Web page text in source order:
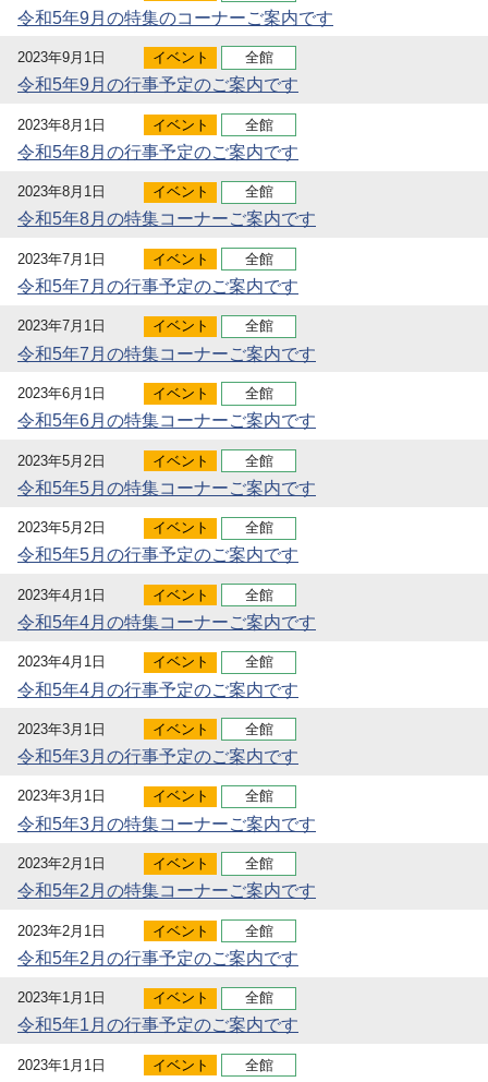
令和5年9月の特集のコーナーご案内です
2023年9月1日 イベント 全館
令和5年9月の行事予定のご案内です
2023年8月1日 イベント 全館
令和5年8月の行事予定のご案内です
2023年8月1日 イベント 全館
令和5年8月の特集コーナーご案内です
2023年7月1日 イベント 全館
令和5年7月の行事予定のご案内です
2023年7月1日 イベント 全館
令和5年7月の特集コーナーご案内です
2023年6月1日 イベント 全館
令和5年6月の特集コーナーご案内です
2023年5月2日 イベント 全館
令和5年5月の特集コーナーご案内です
2023年5月2日 イベント 全館
令和5年5月の行事予定のご案内です
2023年4月1日 イベント 全館
令和5年4月の特集コーナーご案内です
2023年4月1日 イベント 全館
令和5年4月の行事予定のご案内です
2023年3月1日 イベント 全館
令和5年3月の行事予定のご案内です
2023年3月1日 イベント 全館
令和5年3月の特集コーナーご案内です
2023年2月1日 イベント 全館
令和5年2月の特集コーナーご案内です
2023年2月1日 イベント 全館
令和5年2月の行事予定のご案内です
2023年1月1日 イベント 全館
令和5年1月の行事予定のご案内です
2023年1月1日 イベント 全館